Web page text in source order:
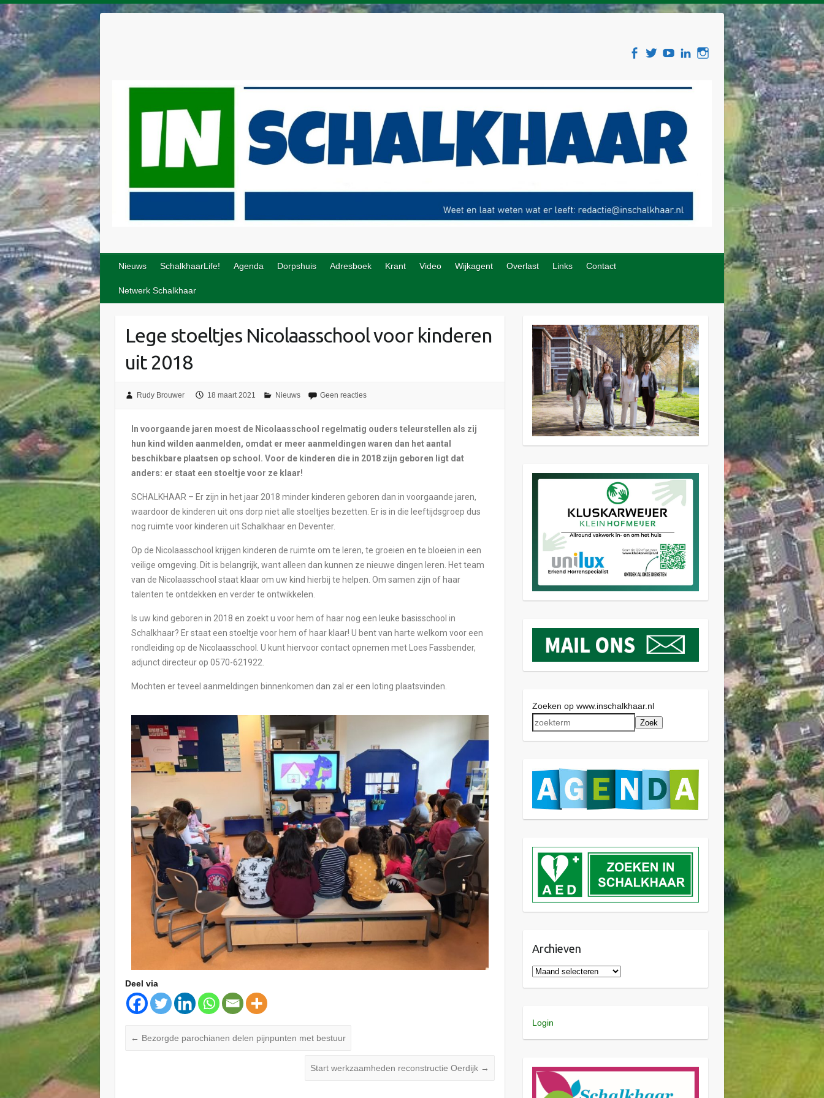
Nieuws SchalkhaarLife! Agenda Dorpshuis Adresboek Krant Video Wijkagent Overlast Links Contact
Netwerk Schalkhaar
Lege stoeltjes Nicolaasschool voor kinderen
uit 2018
Rudy Brouwer 18 maart 2021 Nieuws Geen reacties
In voorgaande jaren moest de Nicolaasschool regelmatig ouders teleurstellen als zij
hun kind wilden aanmelden, omdat er meer aanmeldingen waren dan het aantal
beschikbare plaatsen op school. Voor de kinderen die in 2018 zijn geboren ligt dat
anders: er staat een stoeltje voor ze klaar!
SCHALKHAAR – Er zijn in het jaar 2018 minder kinderen geboren dan in voorgaande jaren,
waardoor de kinderen uit ons dorp niet alle stoeltjes bezetten. Er is in die leeftijdsgroep dus
nog ruimte voor kinderen uit Schalkhaar en Deventer.
Op de Nicolaasschool krijgen kinderen de ruimte om te leren, te groeien en te bloeien in een
veilige omgeving. Dit is belangrijk, want alleen dan kunnen ze nieuwe dingen leren. Het team
van de Nicolaasschool staat klaar om uw kind hierbij te helpen. Om samen zijn of haar
talenten te ontdekken en verder te ontwikkelen.
Is uw kind geboren in 2018 en zoekt u voor hem of haar nog een leuke basisschool in
Schalkhaar? Er staat een stoeltje voor hem of haar klaar! U bent van harte welkom voor een
rondleiding op de Nicolaasschool. U kunt hiervoor contact opnemen met Loes Fassbender,
adjunct directeur op 0570-621922.
Mochten er teveel aanmeldingen binnenkomen dan zal er een loting plaatsvinden.
Deel via
← Bezorgde parochianen delen pijnpunten met bestuur
Start werkzaamheden reconstructie Oerdijk →
Zoeken op www.inschalkhaar.nl
Zoek
Archieven
Login